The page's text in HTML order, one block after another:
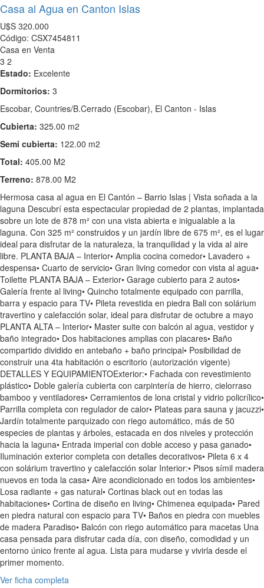
Casa al Agua en Canton Islas
U$S 320.000
Código: CSX7454811
Casa en Venta
3 2
Estado: Excelente
Dormitorios: 3
Escobar, Countries/B.Cerrado (Escobar), El Canton - Islas
Cubierta: 325.00 m2
Semi cubierta: 122.00 m2
Total: 405.00 M2
Terreno: 878.00 M2
Hermosa casa al agua en El Cantón – Barrio Islas | Vista soñada a la
laguna Descubrí esta espectacular propiedad de 2 plantas, implantada
sobre un lote de 878 m² con una vista abierta e inigualable a la
laguna. Con 325 m² construidos y un jardín libre de 675 m², es el lugar
ideal para disfrutar de la naturaleza, la tranquilidad y la vida al aire
libre. PLANTA BAJA – Interior• Amplia cocina comedor• Lavadero +
despensa• Cuarto de servicio• Gran living comedor con vista al agua•
Toilette PLANTA BAJA – Exterior• Garage cubierto para 2 autos•
Galería frente al living• Quincho totalmente equipado con parrilla,
barra y espacio para TV• Pileta revestida en piedra Bali con solárium
travertino y calefacción solar, ideal para disfrutar de octubre a mayo
PLANTA ALTA – Interior• Master suite con balcón al agua, vestidor y
baño integrado• Dos habitaciones amplias con placares• Baño
compartido dividido en antebaño + baño principal• Posibilidad de
construir una 4ta habitación o escritorio (autorización vigente)
DETALLES Y EQUIPAMIENTOExterior:• Fachada con revestimiento
plástico• Doble galería cubierta con carpintería de hierro, cielorraso
bamboo y ventiladores• Cerramientos de lona cristal y vidrio policrílico•
Parrilla completa con regulador de calor• Plateas para sauna y jacuzzi•
Jardín totalmente parquizado con riego automático, más de 50
especies de plantas y árboles, estacada en dos niveles y protección
hacia la laguna• Entrada imperial con doble acceso y pasa ganado•
Iluminación exterior completa con detalles decorativos• Pileta 6 x 4
con solárium travertino y calefacción solar Interior:• Pisos símil madera
nuevos en toda la casa• Aire acondicionado en todos los ambientes•
Losa radiante + gas natural• Cortinas black out en todas las
habitaciones• Cortina de diseño en living• Chimenea equipada• Pared
en piedra natural con espacio para TV• Baños en piedra con muebles
de madera Paradiso• Balcón con riego automático para macetas Una
casa pensada para disfrutar cada día, con diseño, comodidad y un
entorno único frente al agua. Lista para mudarse y vivirla desde el
primer momento.
Ver ficha completa